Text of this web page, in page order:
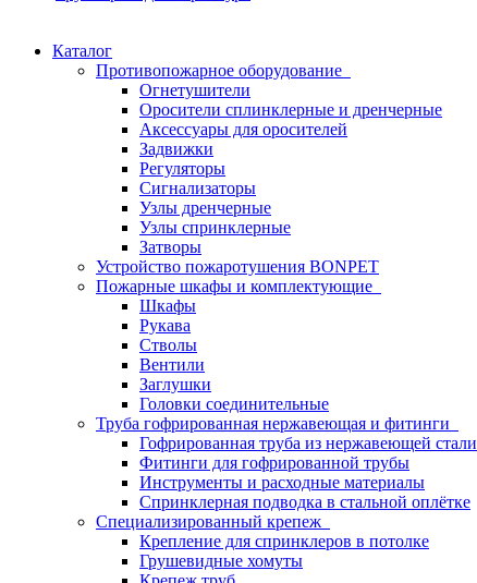
Каталог
Противопожарное оборудование
Огнетушители
Оросители сплинклерные и дренчерные
Аксессуары для оросителей
Задвижки
Регуляторы
Сигнализаторы
Узлы дренчерные
Узлы спринклерные
Затворы
Устройство пожаротушения BONPET
Пожарные шкафы и комплектующие
Шкафы
Рукава
Стволы
Вентили
Заглушки
Головки соединительные
Труба гофрированная нержавеющая и фитинги
Гофрированная труба из нержавеющей стали
Фитинги для гофрированной трубы
Инструменты и расходные материалы
Спринклерная подводка в стальной оплётке
Специализированный крепеж
Крепление для спринклеров в потолке
Грушевидные хомуты